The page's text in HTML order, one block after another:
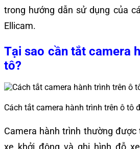
trong hướng dẫn sử dụng của
Ellicam.
Tại sao cần tắt camera
tô?
Cách tắt camera hành trình trên ô tô
Camera hành trình thường